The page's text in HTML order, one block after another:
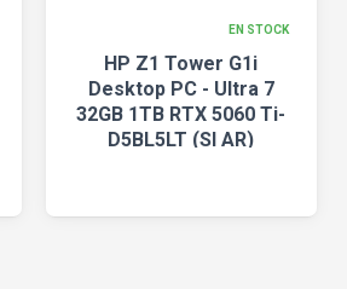
EN STOCK
HP Z1 Tower G1i
Desktop PC - Ultra 7
32GB 1TB RTX 5060 Ti-
D5BL5LT (SI AR)